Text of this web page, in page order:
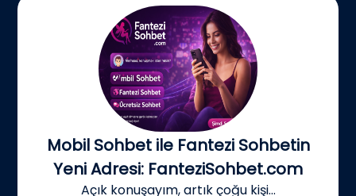
Mobil Sohbet ile Fantezi Sohbetin
Yeni Adresi: FanteziSohbet.com
Açık konuşayım, artık çoğu kişi...